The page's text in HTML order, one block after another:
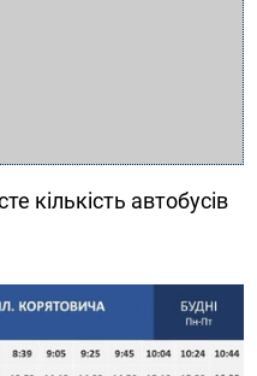
кількість автобусів